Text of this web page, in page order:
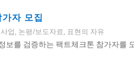
자 모집
업, 논평/보도자료, 표현의 자유
보를 검증하는 팩트체크톤 참가자를